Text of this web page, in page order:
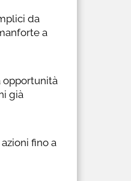
da
a
opportunità
già
fino a